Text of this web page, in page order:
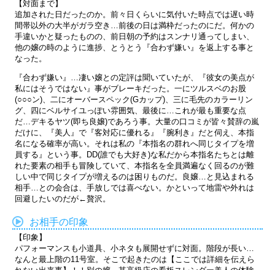
【対面まで】
追加された日だったのか。前々日くらいに気付いた時点では遅い時
間帯以外の大半がガラ空き…前後の日は満枠だったのにだ。何かの
手違いかと疑ったものの、前日朝の予約はスンナリ通ってしまい、
他の嬢の時のように進捗、とうとう『合わず嫌い』を返上する事と
なった。
『合わず嫌い』…凄い嬢との定評は聞いていたが、『彼女の美点が
私にはそうではない』事がブレーキだった。一にツルスベのお股
(○○○ン)、二にオーバースペック(Gカップ)、三に毛先のカラーリン
グ、四にベルサイユっぽい雰囲気、最後に…これが最も重要な点
だ…デキるヤツ(即ち良嬢)であろう事。大量の口コミが皆々賛辞の嵐
だけに、『美人』で『客対応に優れる』『腕利き』だと伺え、本指
名になる確率が高い。それは私の『本指名の群れへ同じタイプを増
員する』という事。DD(誰でも大好き)な私だから本指名たちとは離
れた要素の相手も冒険していて、本指名を全員満遍なく回るのが難
しい中で同じタイプが増えるのは困りものだ。良嬢…と見込まれる
相手…との会合は、手放しでは喜べない。かといって地雷や外れは
回避したいのだが←贅沢。
お相手の印象
【印象】
パフォーマンスも小道具、小ネタも展開せずに対面。階段が長い…
なんと最上階の11号室。そこで起きたのは【ここでは詳細を伝えら